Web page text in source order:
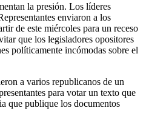
la presión. Los líderes
enviaron a los
de este miércoles para un receso
que los legisladores opositores
políticamente incómodas sobre el
a varios republicanos de un
para votar un texto que
que publique los documentos